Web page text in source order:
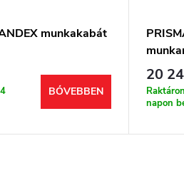
munkakabát
BŐVEBBEN
20
napon